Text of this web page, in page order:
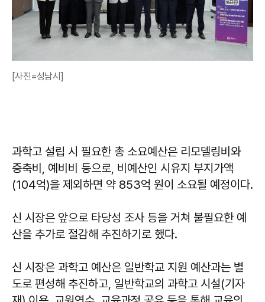
[사진=성남시]
과학고 설립 시 필요한 총 소요예산은 리모델링비와
증축비, 예비비 등으로, 비예산인 시유지 부지가액
(104억)을 제외하면 약 853억 원이 소요될 예정이다.
신 시장은 앞으로 타당성 조사 등을 거쳐 불필요한 예
산을 추가로 절감해 추진하기로 했다.
신 시장은 과학고 예산은 일반학교 지원 예산과는 별
도로 편성해 추진하고, 일반학교의 과학고 시설(기자